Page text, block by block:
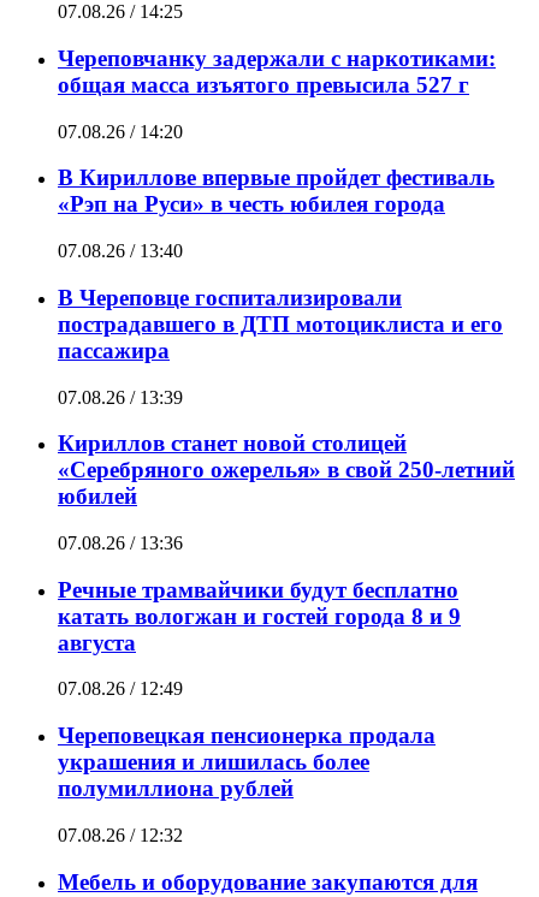
07.08.26 / 14:25
Череповчанку задержали с наркотиками:
общая масса изъятого превысила 527 г
07.08.26 / 14:20
В Кириллове впервые пройдет фестиваль
«Рэп на Руси» в честь юбилея города
07.08.26 / 13:40
В Череповце госпитализировали
пострадавшего в ДТП мотоциклиста и его
пассажира
07.08.26 / 13:39
Кириллов станет новой столицей
«Серебряного ожерелья» в свой 250-летний
юбилей
07.08.26 / 13:36
Речные трамвайчики будут бесплатно
катать вологжан и гостей города 8 и 9
августа
07.08.26 / 12:49
Череповецкая пенсионерка продала
украшения и лишилась более
полумиллиона рублей
07.08.26 / 12:32
Мебель и оборудование закупаются для